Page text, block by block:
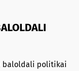
baloldali politikai